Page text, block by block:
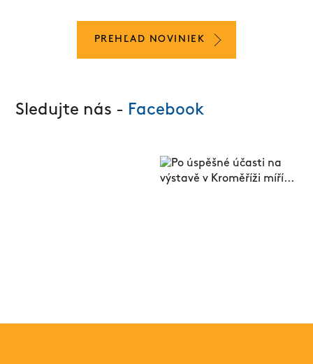
PREHĽAD NOVINIEK
Sledujte nás - Facebook